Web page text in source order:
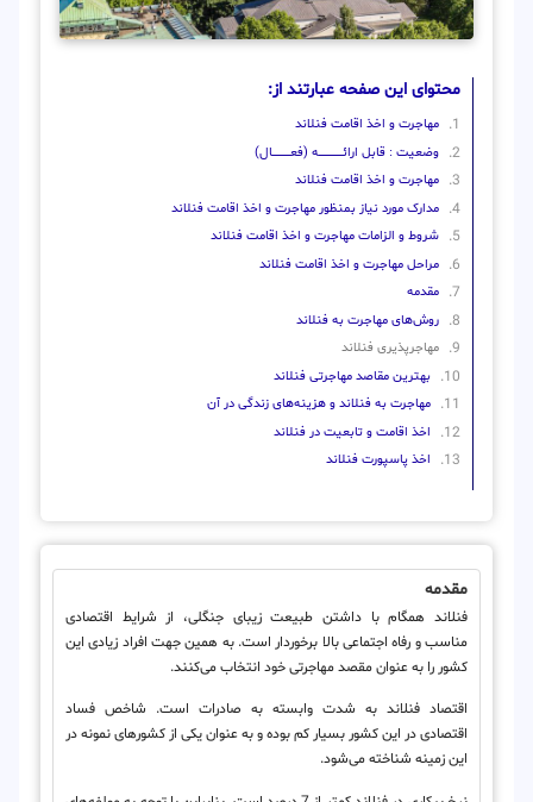
محتوای این صفحه عبارتند از:
مهاجرت و اخذ اقامت فنلاند
وضعیت : قابل ارائــــــــــــــــــــه (فعـــــــــــــــال)
مهاجرت و اخذ اقامت فنلاند
مدارک مورد نیاز بمنظور مهاجرت و اخذ اقامت فنلاند
شروط و الزامات مهاجرت و اخذ اقامت فنلاند
مراحل مهاجرت و اخذ اقامت فنلاند
مقدمه
روش‌‌های مهاجرت به فنلاند
مهاجرپذیری فنلاند
بهترین مقاصد مهاجرتی فنلاند
مهاجرت به فنلاند و هزینه‌های زندگی در آن
اخذ اقامت و تابعیت در فنلاند
اخذ پاسپورت فنلاند
مقدمه
فنلاند همگام با داشتن طبیعت زیبای جنگلی، از شرایط اقتصادی
مناسب و رفاه اجتماعی بالا برخوردار است. به همین جهت افراد زیادی این
کشور را به عنوان مقصد مهاجرتی خود انتخاب می‌کنند.
اقتصاد فنلاند به شدت وابسته به صادرات است. شاخص فساد
اقتصادی در این کشور بسیار کم بوده و به عنوان یکی از کشورهای نمونه در
این زمینه شناخته می‌شود.